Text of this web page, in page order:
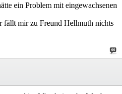
ein Problem mit eingewachsenen
fällt mir zu Freund Hellmuth nichts